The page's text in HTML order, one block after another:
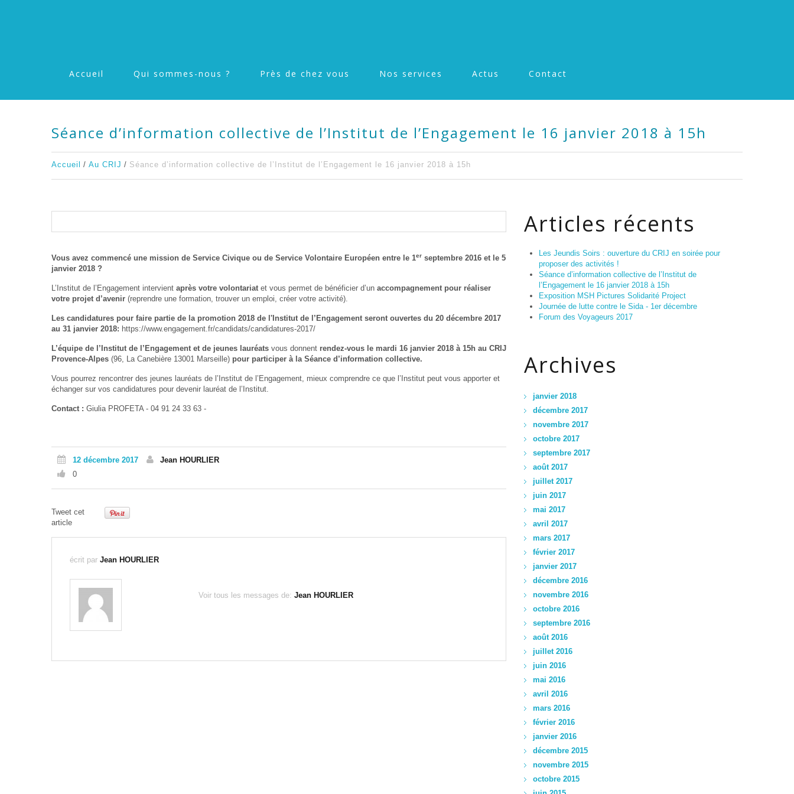
Accueil Qui sommes-nous ? Près de chez vous Nos services Actus Contact
Séance d’information collective de l’Institut de l’Engagement le 16 janvier 2018 à 15h
Accueil Au CRIJ Séance d’information collective de l’Institut de l’Engagement le 16 janvier 2018 à 15h
Vous avez commencé une mission de Service Civique ou de Service Volontaire Européen entre le 1er septembre 2016 et le 5
janvier 2018 ?
L’Institut de l’Engagement intervient après votre volontariat et vous permet de bénéficier d’un accompagnement pour réaliser
votre projet d’avenir (reprendre une formation, trouver un emploi, créer votre activité).
Les candidatures pour faire partie de la promotion 2018 de l'Institut de l’Engagement seront ouvertes du 20 décembre 2017
au 31 janvier 2018: https://www.engagement.fr/candidats/candidatures-2017/
L’équipe de l’Institut de l’Engagement et de jeunes lauréats vous donnent rendez-vous le mardi 16 janvier 2018 à 15h au CRIJ
Provence-Alpes (96, La Canebière 13001 Marseille) pour participer à la Séance d’information collective.
Vous pourrez rencontrer des jeunes lauréats de l’Institut de l’Engagement, mieux comprendre ce que l’Institut peut vous apporter et
échanger sur vos candidatures pour devenir lauréat de l’Institut.
Contact : Giulia PROFETA - 04 91 24 33 63 -
12 décembre 2017
Jean HOURLIER
0
Tweet cet
article
écrit par Jean HOURLIER
Voir tous les messages de: Jean HOURLIER
Articles récents
Les Jeundis Soirs : ouverture du CRIJ en soirée pour
proposer des activités !
Séance d’information collective de l’Institut de
l’Engagement le 16 janvier 2018 à 15h
Exposition MSH Pictures Solidarité Project
Journée de lutte contre le Sida - 1er décembre
Forum des Voyageurs 2017
Archives
janvier 2018
décembre 2017
novembre 2017
octobre 2017
septembre 2017
août 2017
juillet 2017
juin 2017
mai 2017
avril 2017
mars 2017
février 2017
janvier 2017
décembre 2016
novembre 2016
octobre 2016
septembre 2016
août 2016
juillet 2016
juin 2016
mai 2016
avril 2016
mars 2016
février 2016
janvier 2016
décembre 2015
novembre 2015
octobre 2015